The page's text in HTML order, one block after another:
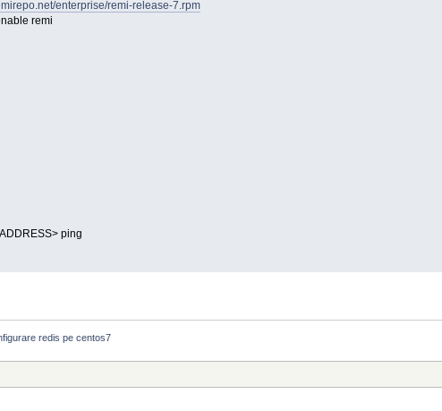
enterprise/remi-release-7.rpm
remi
ping
redis pe centos7